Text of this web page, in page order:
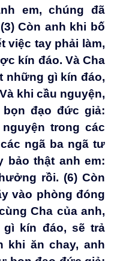
em, chúng đã
Còn anh khi bố
việc tay phải làm,
kín đáo. Và Cha
những gì kín đáo,
khi cầu nguyện,
đạo đức giả:
trong các
ngã ba ngã tư
bảo thật anh em:
rồi. (6) Còn
vào phòng đóng
Cha của anh,
kín đáo, sẽ trả
khi ăn chay, anh